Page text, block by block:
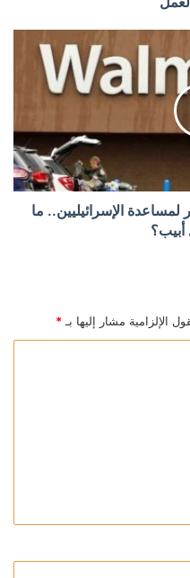
الإسرائيليين.. ما
أبيب؟
الإلزامية مشار إليها بـ *